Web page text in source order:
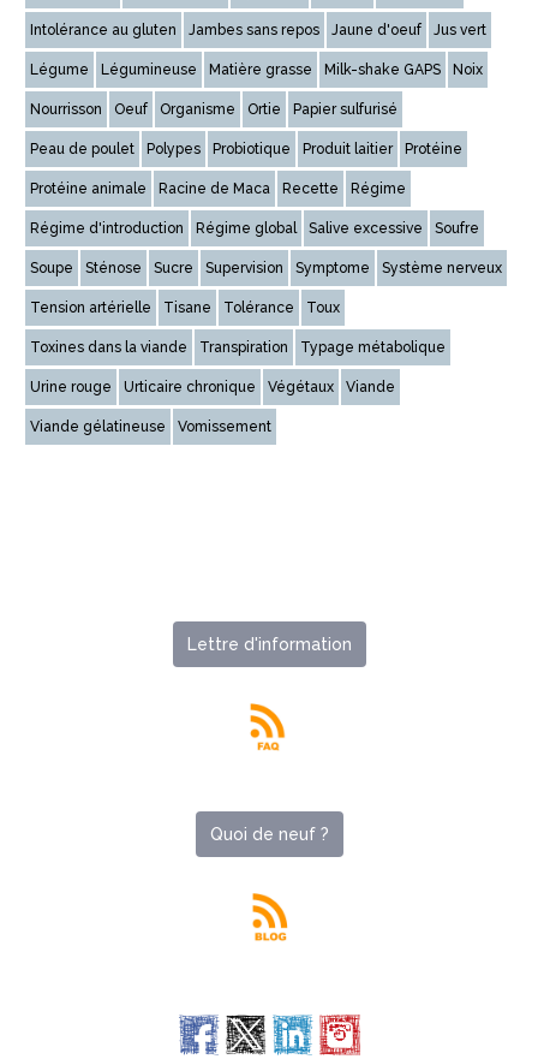
Intolérance au gluten Jambes sans repos Jaune d'oeuf Jus vert
Légume Légumineuse Matière grasse Milk-shake GAPS Noix
Nourrisson Oeuf Organisme Ortie Papier sulfurisé
Peau de poulet Polypes Probiotique Produit laitier Protéine
Protéine animale Racine de Maca Recette Régime
Régime d'introduction Régime global Salive excessive Soufre
Soupe Sténose Sucre Supervision Symptome Système nerveux
Tension artérielle Tisane Tolérance Toux
Toxines dans la viande Transpiration Typage métabolique
Urine rouge Urticaire chronique Végétaux Viande
Viande gélatineuse Vomissement
Lettre d'information
Quoi de neuf ?